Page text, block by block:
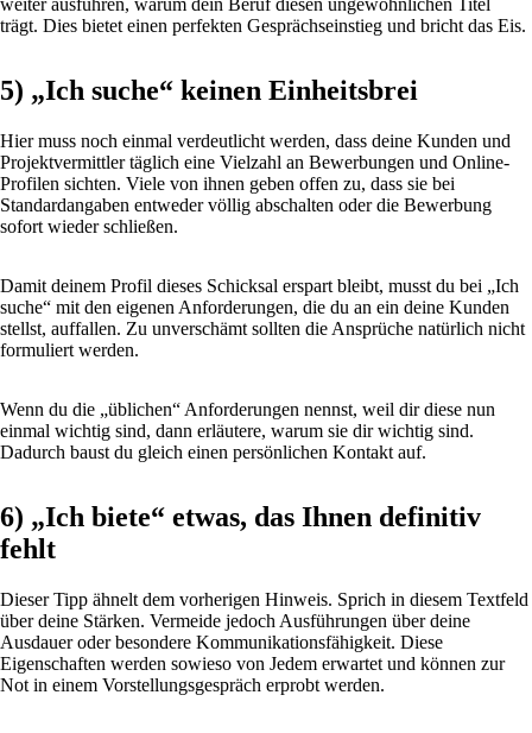
weiter ausführen, warum dein Beruf diesen ungewöhnlichen Titel
trägt. Dies bietet einen perfekten Gesprächseinstieg und bricht das Eis.
5) „Ich suche“ keinen Einheitsbrei
Hier muss noch einmal verdeutlicht werden, dass deine Kunden und
Projektvermittler täglich eine Vielzahl an Bewerbungen und Online-
Profilen sichten. Viele von ihnen geben offen zu, dass sie bei
Standardangaben entweder völlig abschalten oder die Bewerbung
sofort wieder schließen.
Damit deinem Profil dieses Schicksal erspart bleibt, musst du bei „Ich
suche“ mit den eigenen Anforderungen, die du an ein deine Kunden
stellst, auffallen. Zu unverschämt sollten die Ansprüche natürlich nicht
formuliert werden.
Wenn du die „üblichen“ Anforderungen nennst, weil dir diese nun
einmal wichtig sind, dann erläutere, warum sie dir wichtig sind.
Dadurch baust du gleich einen persönlichen Kontakt auf.
6) „Ich biete“ etwas, das Ihnen definitiv
fehlt
Dieser Tipp ähnelt dem vorherigen Hinweis. Sprich in diesem Textfeld
über deine Stärken. Vermeide jedoch Ausführungen über deine
Ausdauer oder besondere Kommunikationsfähigkeit. Diese
Eigenschaften werden sowieso von Jedem erwartet und können zur
Not in einem Vorstellungsgespräch erprobt werden.